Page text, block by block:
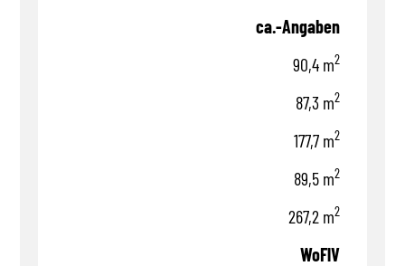
ca.-Angaben
90,4 m2
87,3 m2
177,7 m2
89,5 m2
267,2 m2
WoFlV